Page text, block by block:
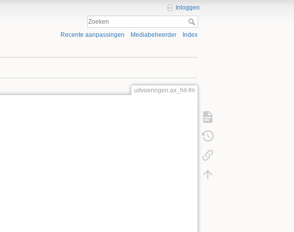
Inloggen
Recente aanpassingen Mediabeheerder Index
uitvoeringen:ax_hit-fm